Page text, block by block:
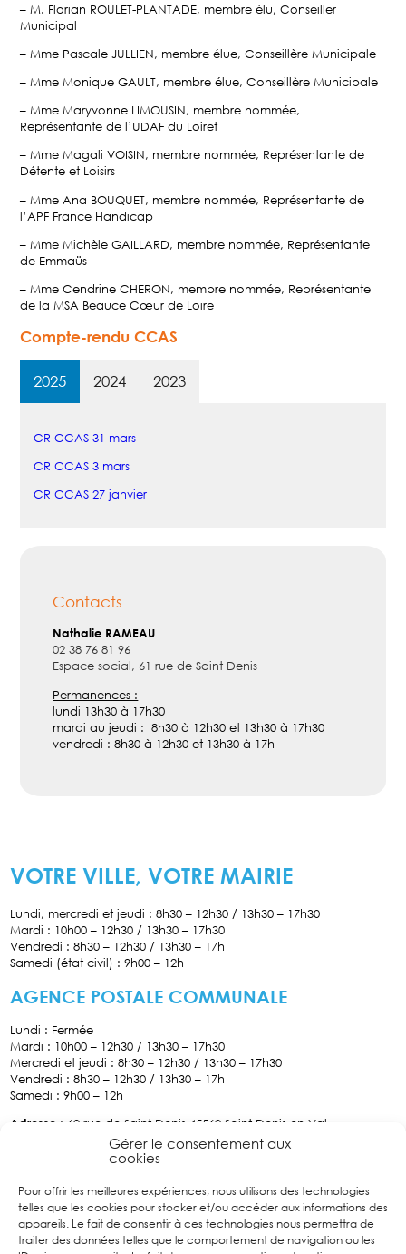
Gérer le consentement aux
cookies
Pour offrir les meilleures expériences, nous utilisons des technologies
telles que les cookies pour stocker et/ou accéder aux informations des
appareils. Le fait de consentir à ces technologies nous permettra de
traiter des données telles que le comportement de navigation ou les
– M. Florian ROULET-PLANTADE, membre élu, Conseiller
Municipal
– Mme Pascale JULLIEN, membre élue, Conseillère Municipale
– Mme Monique GAULT, membre élue, Conseillère Municipale
– Mme Maryvonne LIMOUSIN, membre nommée,
Représentante de l’UDAF du Loiret
– Mme Magali VOISIN, membre nommée, Représentante de
Détente et Loisirs
– Mme Ana BOUQUET, membre nommée, Représentante de
l’APF France Handicap
– Mme Michèle GAILLARD, membre nommée, Représentante
de Emmaüs
– Mme Cendrine CHERON, membre nommée, Représentante
de la MSA Beauce Cœur de Loire
Compte-rendu CCAS
2025 2024 2023
CR CCAS 31 mars
CR CCAS 3 mars
CR CCAS 27 janvier
Contacts
Nathalie RAMEAU
02 38 76 81 96
Espace social, 61 rue de Saint Denis
Permanences :
lundi 13h30 à 17h30
mardi au jeudi : 8h30 à 12h30 et 13h30 à 17h30
vendredi : 8h30 à 12h30 et 13h30 à 17h
VOTRE VILLE, VOTRE MAIRIE
Lundi, mercredi et jeudi : 8h30 – 12h30 / 13h30 – 17h30
Mardi : 10h00 – 12h30 / 13h30 – 17h30
Vendredi : 8h30 – 12h30 / 13h30 – 17h
Samedi (état civil) : 9h00 – 12h
AGENCE POSTALE COMMUNALE
Lundi : Fermée
Mardi : 10h00 – 12h30 / 13h30 – 17h30
Mercredi et jeudi : 8h30 – 12h30 / 13h30 – 17h30
Vendredi : 8h30 – 12h30 / 13h30 – 17h
Samedi : 9h00 – 12h
Adresse : 60 rue de Saint-Denis 45560 Saint Denis-en-Val
02.38.76.70.34
Facebook
Suivez
nous sur
Facebook